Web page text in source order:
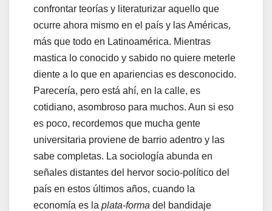
confrontar teorías y literaturizar aquello que
ocurre ahora mismo en el país y las Américas,
más que todo en Latinoamérica. Mientras
mastica lo conocido y sabido no quiere meterle
diente a lo que en apariencias es desconocido.
Parecería, pero está ahí, en la calle, es
cotidiano, asombroso para muchos. Aun si eso
es poco, recordemos que mucha gente
universitaria proviene de barrio adentro y las
sabe completas. La sociología abunda en
señales distantes del hervor socio-político del
país en estos últimos años, cuando la
economía es la plata-forma del bandidaje